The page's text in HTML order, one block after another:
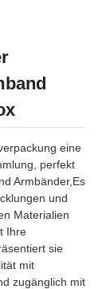
eine
perfekt
Armbänder,Es
und
Materialien
Ihre
sie
mit
zugänglich mit